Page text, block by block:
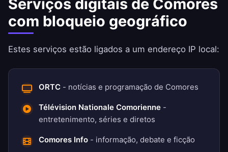
Serviços digitais de Comores
com bloqueio geográfico
Estes serviços estão ligados a um endereço IP local:
ORTC - notícias e programação de Comores
Télévision Nationale Comorienne -
entretenimento, séries e diretos
Comores Info - informação, debate e ficção